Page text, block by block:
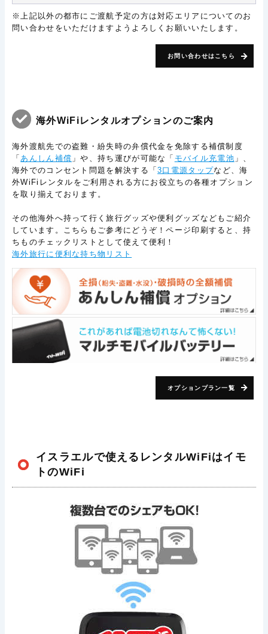
※上記以外の都市にご渡航予定の方は対応エリアについてのお
問い合わせをいただけますようよろしくお願いいたします。
お問い合わせはこちら
海外WiFiレンタルオプションのご案内
海外渡航先での盗難・紛失時の弁償代金を免除する補償制度
「あんしん補償 」や、持ち運びが可能な「 モバイル充電池 」、
海外でのコンセント問題を解決する「3口電源タップなど、海
外WiFiレンタルをご利用される方にお役立ちの各種オプション
を取り揃えております。
その他海外へ持って行く旅行グッズや便利グッズなどもご紹介
しています。こちらもご参考にどうぞ！ページ印刷すると、持
ちものチェックリストとして使えて便利！
海外旅行に便利な持ち物リスト
オプションプラン一覧
イスラエルで使えるレンタルWiFiはイモ
トのWiFi